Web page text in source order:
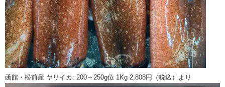
函館・松前産 ヤリイカ: 200～250g位 1Kg 2,808円（税込）より